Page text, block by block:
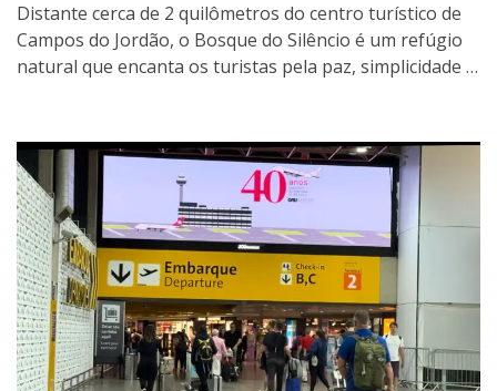
Distante cerca de 2 quilômetros do centro turístico de
Campos do Jordão, o Bosque do Silêncio é um refúgio
natural que encanta os turistas pela paz, simplicidade …